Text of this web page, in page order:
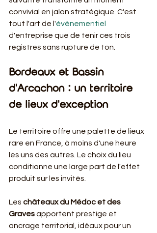
convivial en jalon stratégique. C'est
tout l'art de l'évènementiel
d'entreprise que de tenir ces trois
registres sans rupture de ton.
Bordeaux et Bassin
d'Arcachon : un territoire
de lieux d'exception
Le territoire offre une palette de lieux
rare en France, à moins d'une heure
les uns des autres. Le choix du lieu
conditionne une large part de l'effet
produit sur les invités.
Les châteaux du Médoc et des
Graves apportent prestige et
ancrage territorial, idéaux pour un